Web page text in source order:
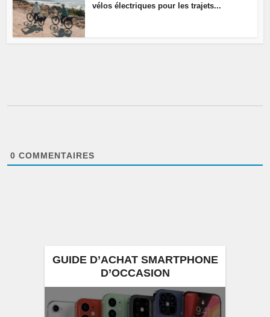
vélos électriques pour les trajets...
0 COMMENTAIRES
GUIDE D’ACHAT SMARTPHONE
D’OCCASION